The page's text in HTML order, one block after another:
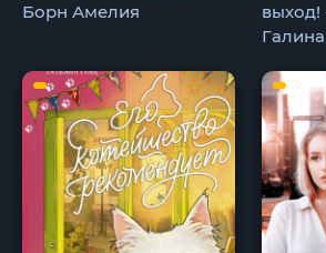
Борн Амелия
выход!
Галина